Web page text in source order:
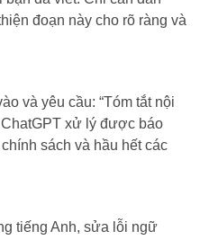
đoạn này cho rõ ràng và
và yêu cầu: “Tóm tắt nội
ChatGPT xử lý được báo
sách và hầu hết các
tiếng Anh, sửa lỗi ngữ